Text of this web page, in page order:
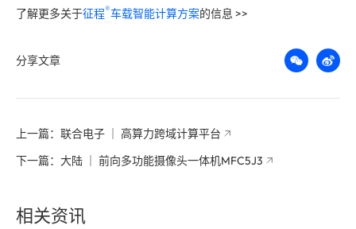
了解更多关于征程®️车载智能计算方案的信息 >>
分享文章
上一篇：联合电子 ｜ 高算力跨域计算平台
下一篇：大陆 ｜ 前向多功能摄像头一体机MFC5J3
相关资讯